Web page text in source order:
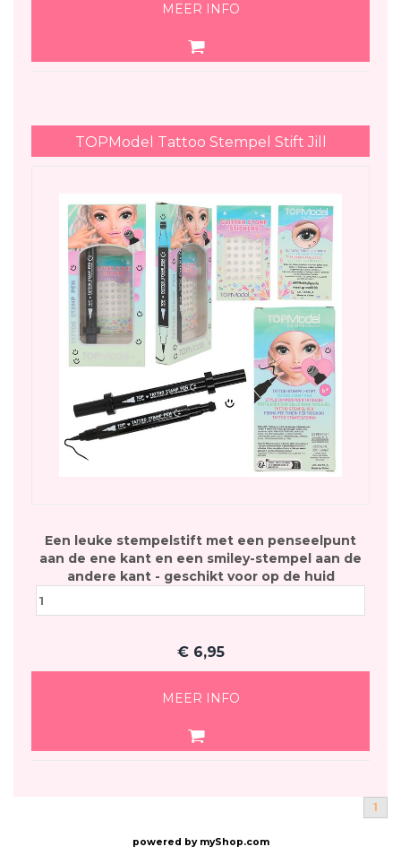
MEER INFO
TOPModel Tattoo Stempel Stift Jill
Een leuke stempelstift met een penseelpunt
aan de ene kant en een smiley-stempel aan de
andere kant - geschikt voor op de huid
€ 6,95
MEER INFO
1
powered by myShop.com